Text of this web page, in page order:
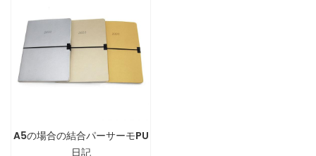
A5の場合の結合パーサーモPU